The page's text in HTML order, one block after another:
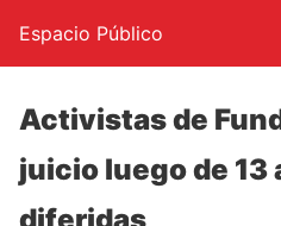
Espacio Público
Activistas de
juicio luego de 13